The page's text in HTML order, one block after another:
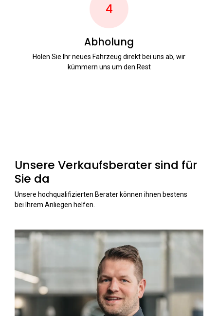
4
Abholung
Holen Sie Ihr neues Fahrzeug direkt bei uns ab, wir
kümmern uns um den Rest
Unsere Verkaufsberater sind für
Sie da
Unsere hochqualifizierten Berater können ihnen bestens
bei Ihrem Anliegen helfen.